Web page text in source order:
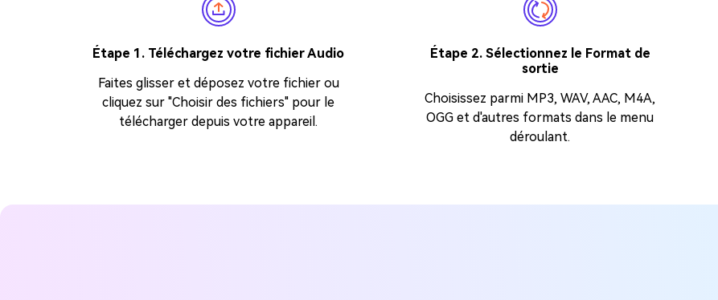
Étape 1. Téléchargez votre fichier Audio
Faites glisser et déposez votre fichier ou
cliquez sur "Choisir des fichiers" pour le
télécharger depuis votre appareil.
Étape 2. Sélectionnez le Format de
sortie
Choisissez parmi MP3, WAV, AAC, M4A,
OGG et d'autres formats dans le menu
déroulant.